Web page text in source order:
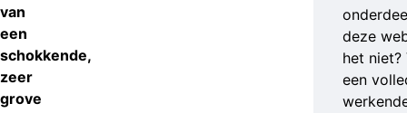
van
een
schokkende,
zeer
grove
deze
het niet?
een